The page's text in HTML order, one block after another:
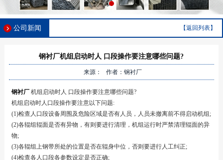
公司新闻 【返回列表】
钢衬厂机组启动时人 口段操作要注意哪些问题?
来源： 作者：钢衬厂
钢衬厂 机组启动时人 口段操作要注意哪些问题?
机组启动时人口段操作要注意以下问题:
(1)检查人口段设备周围及危险区域是否有人员，人员未撤离前不得启动机组;
(2)各辊组辊面是否有异物，有则要进行清理，机组运行时严禁清理辊面的异
物;
(3)各辊组上钢带所处的位置是否在辊身中位，否则要进行人工纠正;
(4)检查各人口段各参数设定是否正确;